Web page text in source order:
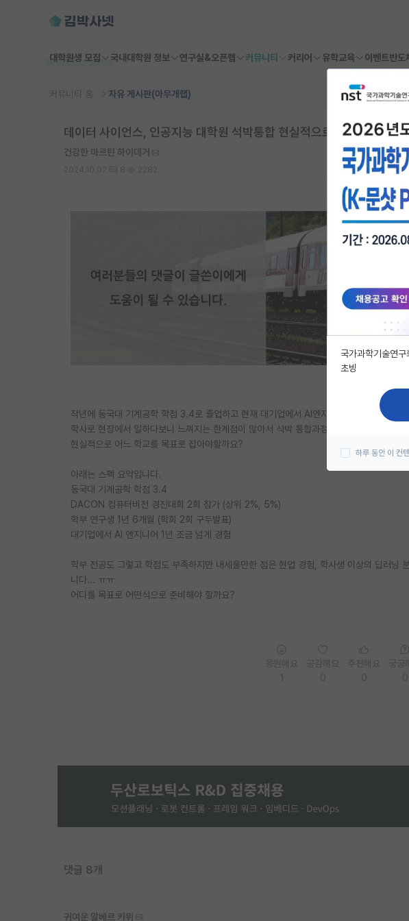
대학원생 모집 국내대학원 정보 연구실&오픈랩 커뮤니티 커리어 유학교육 이벤트반도
커뮤니티 홈 자유 게시판(아무개랩)
데이터 사이언스, 인공지능 대학원 석박통합 현실적으로 어디까지 될까
건강한 마르틴 하이데거
작년에 동국대 기계공학 학점 3.4로 졸업하고 현재 대기업에서 AI엔지니어로 1년 넘게 재직
학사로 현장에서 일하다보니 느껴지는 한계점이 많아서 석박 통합과정 지원하려 하는데요.
현실적으로 어느 학교를 목표로 잡아야할까요?
아래는 스펙 요약입니다.
동국대 기계공학 학점 3.4
DACON 컴퓨터비전 경진대회 2회 참가 (상위 2%, 5%)
학부 연구생 1년 6개월 (학회 2회 구두발표)
대기업에서 AI 엔지니어 1년 조금 넘게 경험
학부 전공도 그렇고 학점도 부족하지만 내세울만한 점은 현업 경험, 학사생 이상의 딥러
니다... ㅠㅠ
어디를 목표로 어떤식으로 준비해야 할까요?
댓글 8개
귀여운 알베르 카뮈
국가과학기술연
초빙
하루 동안 이 컨